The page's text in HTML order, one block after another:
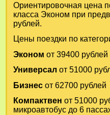
Ориентировочная цена
класса Эконом при
рублей.
Цены поездки по
Эконом от 39400 рублей
Универсал от 51000
Бизнесот 62700 рублей
Компактвен от 51000
микроавтобус до 6